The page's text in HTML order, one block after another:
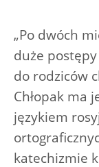
„Po dwóch
duże postępy
do rodziców
Chłopak ma
językiem
katechizmie